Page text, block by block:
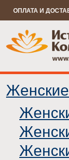
ОПЛАТА И